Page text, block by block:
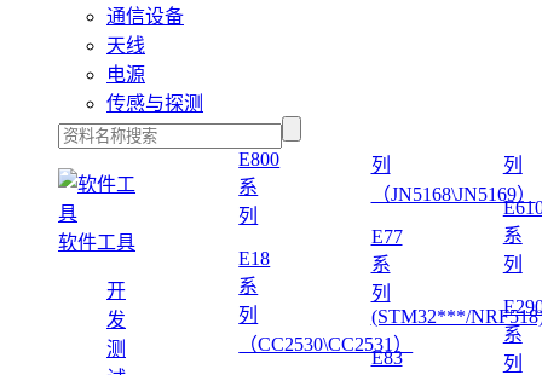
通信设备
天线
电源
传感与探测
软件工具
开
发
测
E800
系
列
E18
系
列
（CC2530\CC2531）
列
（JN5168\JN5169）
E77
系
列
(STM32***/
E83
列
系
列
系
列